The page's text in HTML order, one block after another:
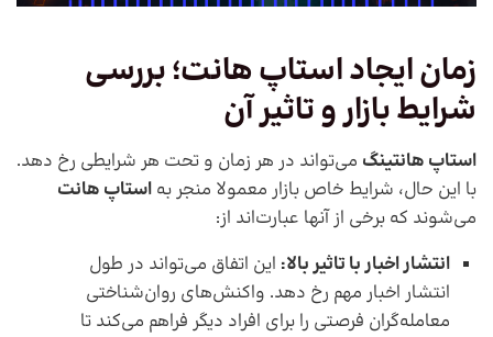
زمان ایجاد استاپ هانت؛ بررسی
شرایط بازار و تاثیر آن
استاپ هانتینگ می‌تواند در هر زمان و تحت هر شرایطی رخ دهد.
با‌ این ‌حال، شرایط خاص بازار معمولا منجر به استاپ هانت
می‌شوند که برخی از آنها عبارت‌اند از: ‌
انتشار اخبار با تاثیر بالا: این اتفاق می‌تواند در طول
انتشار اخبار مهم رخ دهد. واکنش‌های روان‌شناختی
معامله‌گران فرصتی را برای افراد دیگر فراهم می‌کند تا